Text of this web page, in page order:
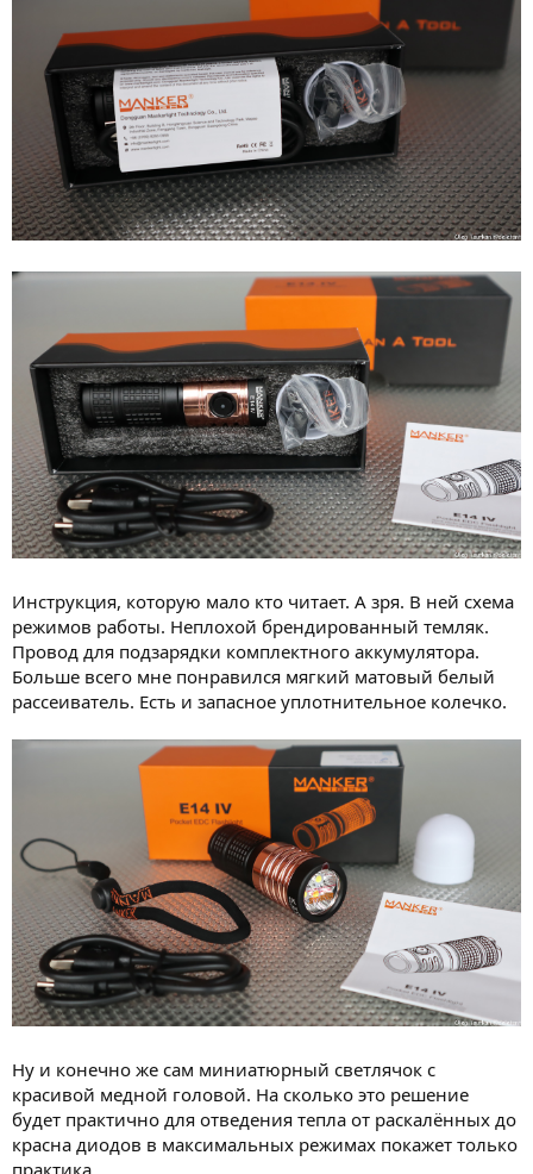
Инструкция, которую мало кто читает. А зря. В ней схема
режимов работы. Неплохой брендированный темляк.
Провод для подзарядки комплектного аккумулятора.
Больше всего мне понравился мягкий матовый белый
рассеиватель. Есть и запасное уплотнительное колечко.
Ну и конечно же сам миниатюрный светлячок с
красивой медной головой. На сколько это решение
будет практично для отведения тепла от раскалённых до
красна диодов в максимальных режимах покажет только
практика.